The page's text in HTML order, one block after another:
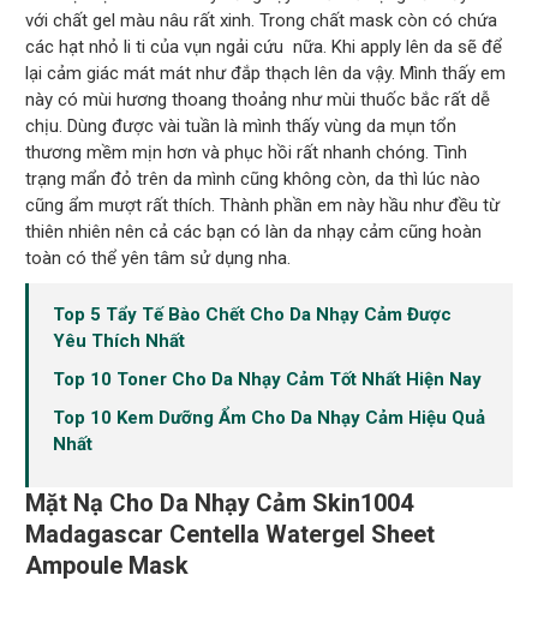
với chất gel màu nâu rất xinh. Trong chất mask còn có chứa
các hạt nhỏ li ti của vụn ngải cứu nữa. Khi apply lên da sẽ để
lại cảm giác mát mát như đắp thạch lên da vậy. Mình thấy em
này có mùi hương thoang thoảng như mùi thuốc bắc rất dễ
chịu. Dùng được vài tuần là mình thấy vùng da mụn tổn
thương mềm mịn hơn và phục hồi rất nhanh chóng. Tình
trạng mẩn đỏ trên da mình cũng không còn, da thì lúc nào
cũng ẩm mượt rất thích. Thành phần em này hầu như đều từ
thiên nhiên nên cả các bạn có làn da nhạy cảm cũng hoàn
toàn có thể yên tâm sử dụng nha.
Top 5 Tẩy Tế Bào Chết Cho Da Nhạy Cảm Được
Yêu Thích Nhất
Top 10 Toner Cho Da Nhạy Cảm Tốt Nhất Hiện Nay
Top 10 Kem Dưỡng Ẩm Cho Da Nhạy Cảm Hiệu Quả
Nhất
Mặt Nạ Cho Da Nhạy Cảm Skin1004
Madagascar Centella Watergel Sheet
Ampoule Mask